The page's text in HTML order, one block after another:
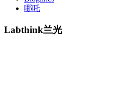
哪吒
Labthink兰光